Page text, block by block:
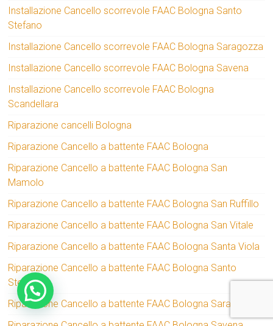
Installazione Cancello scorrevole FAAC Bologna Santo
Stefano
Installazione Cancello scorrevole FAAC Bologna Saragozza
Installazione Cancello scorrevole FAAC Bologna Savena
Installazione Cancello scorrevole FAAC Bologna
Scandellara
Riparazione cancelli Bologna
Riparazione Cancello a battente FAAC Bologna
Riparazione Cancello a battente FAAC Bologna San
Mamolo
Riparazione Cancello a battente FAAC Bologna San Ruffillo
Riparazione Cancello a battente FAAC Bologna San Vitale
Riparazione Cancello a battente FAAC Bologna Santa Viola
Riparazione Cancello a battente FAAC Bologna Santo
Stefano
Riparazione Cancello a battente FAAC Bologna Saragozza